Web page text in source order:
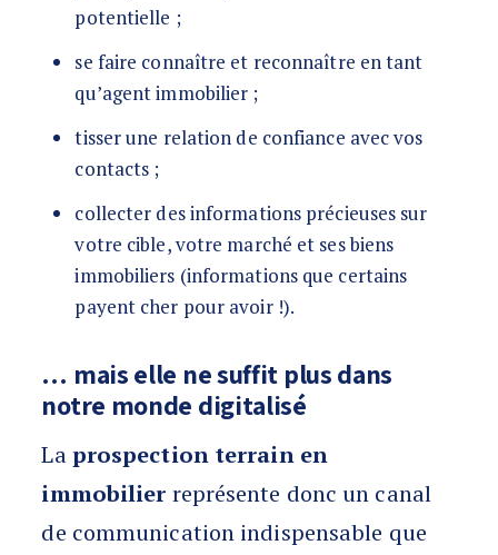
potentielle ;
se faire connaître et reconnaître en tant
qu’agent immobilier ;
tisser une relation de confiance avec vos
contacts ;
collecter des informations précieuses sur
votre cible, votre marché et ses biens
immobiliers (informations que certains
payent cher pour avoir !).
… mais elle ne suffit plus dans
notre monde digitalisé
Laprospection terrain en
immobilier représente donc un canal
de communication indispensable que